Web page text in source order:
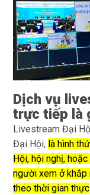
Dịch vụ
trực tiếp là
Livestream Đại
Đại Hội, là hình
Hội, hội nghị,
người xem ở
theo thời gian thực